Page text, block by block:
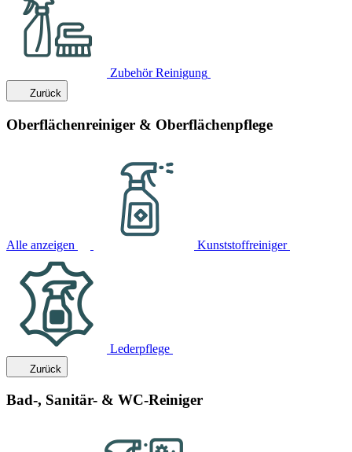
Zubehör Reinigung
Zurück
Oberflächenreiniger & Oberflächenpflege
Alle anzeigen Kunststoffreiniger
Lederpflege
Zurück
Bad-, Sanitär- & WC-Reiniger